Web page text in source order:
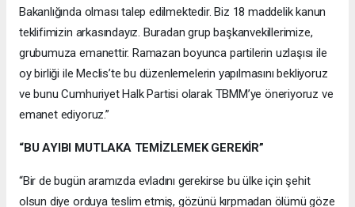
Bakanlığında olması talep edilmektedir. Biz 18 maddelik kanun
teklifimizin arkasındayız. Buradan grup başkanvekillerimize,
grubumuza emanettir. Ramazan boyunca partilerin uzlaşısı ile
oy birliği ile Meclis’te bu düzenlemelerin yapılmasını bekliyoruz
ve bunu Cumhuriyet Halk Partisi olarak TBMM’ye öneriyoruz ve
emanet ediyoruz.”
“BU AYIBI MUTLAKA TEMİZLEMEK GEREKİR”
“Bir de bugün aramızda evladını gerekirse bu ülke için şehit
olsun diye orduya teslim etmiş, gözünü kırpmadan ölümü göze